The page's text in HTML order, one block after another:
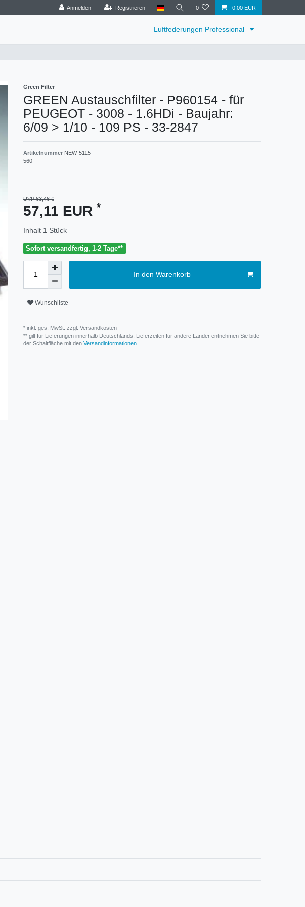
Anmelden Registrieren 0 0,00 EUR
Luftfederungen Professional
Green Filter
GREEN Austauschfilter - P960154 - für
PEUGEOT - 3008 - 1.6HDi - Baujahr:
6/09 > 1/10 - 109 PS - 33-2847
Artikelnummer NEW-5115
560
UVP 63,46 €
57,11 EUR *
Inhalt 1 Stück
Sofort versandfertig, 1-2 Tage**
In den Warenkorb
Wunschliste
* inkl. ges. MwSt. zzgl. Versandkosten
** gilt für Lieferungen innerhalb Deutschlands, Lieferzeiten für andere Länder entnehmen Sie bitte
der Schaltfläche mit den Versandinformationen